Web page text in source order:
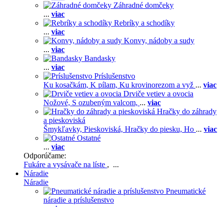
Záhradné domčeky
... viac
Rebríky a schodíky
... viac
Konvy, nádoby a sudy
... viac
Bandasky
... viac
Príslušenstvo
Ku kosačkám, K pílam, Ku krovinorezom a vyž ... viac
Drviče vetiev a ovocia
Nožové, S ozubeným valcom, ... viac
Hračky do záhrady
a pieskoviská
Šmykľavky, Pieskoviská, Hračky do piesku, Ho ... viac
Ostatné
... viac
Odporúčame:
Fukáre a vysávače na líste , ...
Náradie
Náradie
Pneumatické
náradie a príslušenstvo